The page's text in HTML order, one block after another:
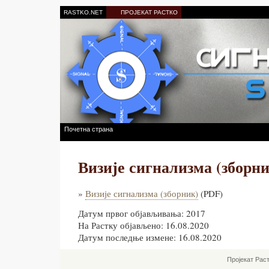
RASTKO.NET ПРОЈЕКАТ РАСТКО
Почетна страна
Визије сигнализма
» Визије сигнализма (зборник) (PDF)
Датум првог објављивања: 2017
На Растку објављено: 16.08.2020
Датум последње измене: 16.08.2020
Пројекат